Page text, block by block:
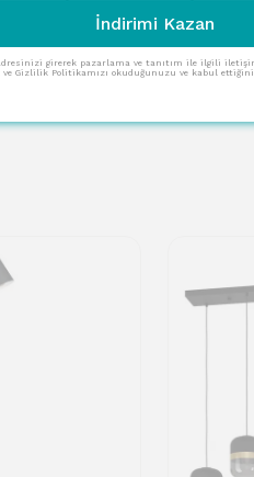
%70
₺
İndirimi Kazan
girerek pazarlama ve tanıtım ile ilgili
Gizlilik Politikamızı okuduğunuzu ve kabul